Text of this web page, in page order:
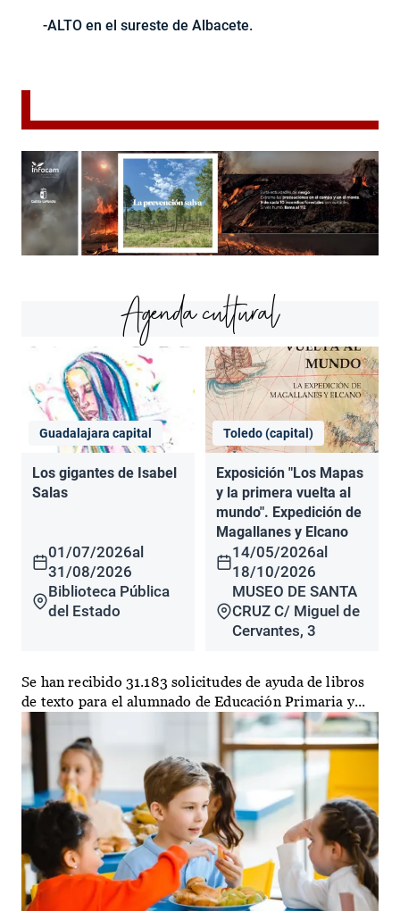
-ALTO en el sureste de Albacete.
Agenda cultural
Guadalajara capital
Los gigantes de Isabel
Salas
01/07/2026al
31/08/2026
Biblioteca Pública
del Estado
Toledo (capital)
Exposición "Los Mapas
y la primera vuelta al
mundo". Expedición de
Magallanes y Elcano
14/05/2026al
18/10/2026
MUSEO DE SANTA
CRUZ C/ Miguel de
Cervantes, 3
Se han recibido 31.183 solicitudes de ayuda de libros
de texto para el alumnado de Educación Primaria y...